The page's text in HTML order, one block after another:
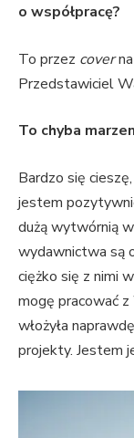
o współpracę?
To przez cover
Przedstawiciel
To chyba
Bardzo się
jestem
dużą wytwórnią
wydawnictwa są
ciężko się z nimi
mogę pracować
włożyła
projekty. Jestem